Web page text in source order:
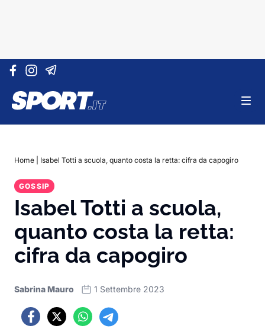
Vai al contenuto
Home Isabel Totti a scuola, quanto costa la retta: cifra da capogiro
GOSSIP
Isabel Totti a scuola,
quanto costa la retta:
cifra da capogiro
Sabrina Mauro 1 Settembre 2023